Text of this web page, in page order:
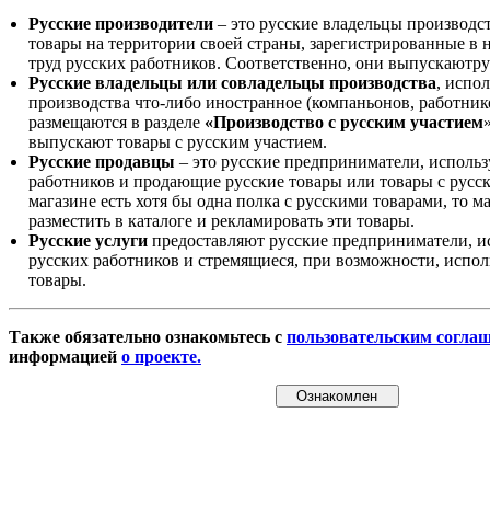
Русские производители – это русские владельцы
товары на территории своей страны, зарегистрированные
труд русских работников. Соответственно, они
Русские владельцы или совладельцы производства,
производства что-либо иностранное (компаньонов,
размещаются в разделе «Производство с русским участием
выпускают товары с русским участием.
Русские продавцы – это русские предприниматели,
работников и продающие русские товары или товары с
магазине есть хотя бы одна полка с русскими товарами, то
разместить в каталоге и рекламировать эти товары.
Русские услуги предоставляют русские предприниматели,
русских работников и стремящиеся, при возможности,
товары.
Также обязательно ознакомьтесь с пользовательским
информацией о проекте.
Ознакомлен